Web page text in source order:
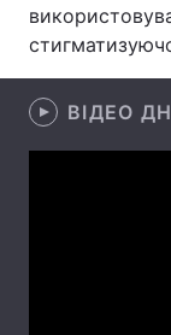
Здоров'я
Цікавинки
Екологія
ВІДЕО